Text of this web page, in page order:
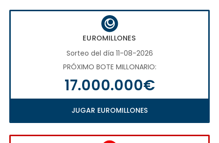
EUROMILLONES
Sorteo del día 11-08-2026
PRÓXIMO BOTE MILLONARIO:
17.000.000€
JUGAR EUROMILLONES